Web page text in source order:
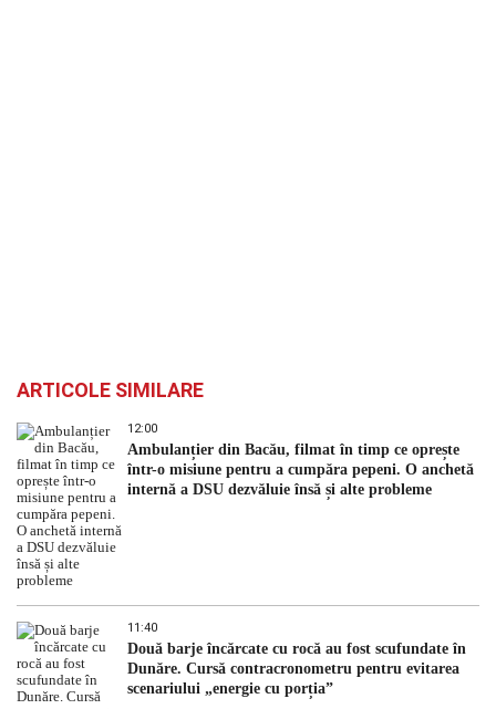
ARTICOLE SIMILARE
12:00
Ambulanțier din Bacău, filmat în timp ce oprește
într-o misiune pentru a cumpăra pepeni. O anchetă
internă a DSU dezvăluie însă și alte probleme
11:40
Două barje încărcate cu rocă au fost scufundate în
Dunăre. Cursă contracronometru pentru evitarea
scenariului „energie cu porția”